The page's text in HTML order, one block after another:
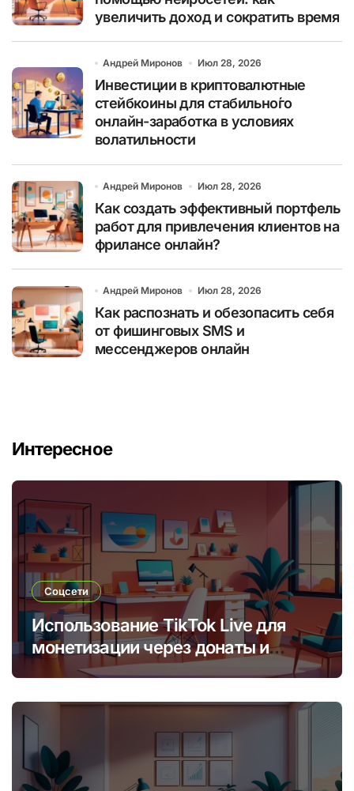
увеличить доход и сократить время
Андрей Миронов Июл 28, 2026
Инвестиции в криптовалютные
стейбкоины для стабильно́го
онлайн-заработка в условиях
волатильности
Андрей Миронов Июл 28, 2026
Как создать эффективный портфель
работ для привлечения клиентов на
фрилансе онлайн?
Андрей Миронов Июл 28, 2026
Как распознать и обезопасить себя
от фишинговых SMS и
мессенджеров онлайн
Интересное
Соцсети
Использование TikTok Live для
монетизации через донаты и
платные подписки